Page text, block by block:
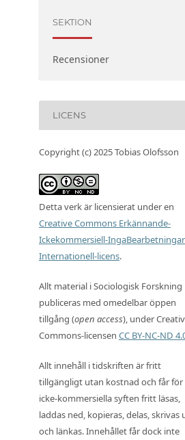
SEKTION
Recensioner
LICENS
Copyright (c) 2025 Tobias Olofsson
Detta verk är licensierat under en
Creative Commons Erkännande-
Ickekommersiell-
Internationell-licens.
Allt material i Sociologisk Forskning
publiceras med omedelbar öppen
tillgång (open access), under
Commons-licensen CC BY-NC-ND
Allt innehåll i tidskriften är fritt
tillgängligt utan kostnad och får för
icke-kommersiella syften fritt läsas,
laddas ned, kopieras, delas, skrivas
och länkas. Innehållet får dock inte